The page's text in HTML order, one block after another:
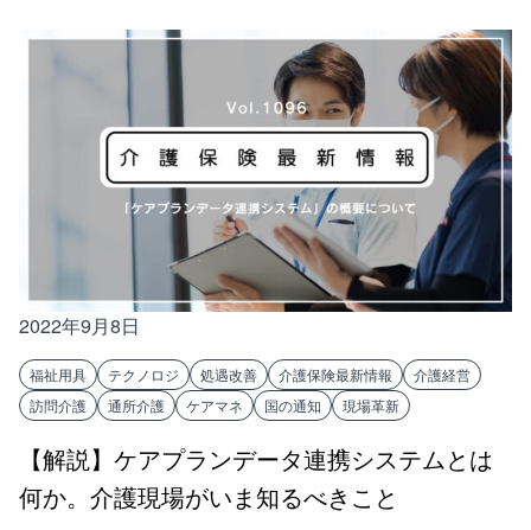
2022年9月8日
福祉用具 テクノロジ 処遇改善 介護保険最新情報
介護経営
訪問介護
通所介護 ケアマネ 国の通知 現場革新
【解説】ケアプランデータ連携システムとは
何か。介護現場がいま知るべきこと